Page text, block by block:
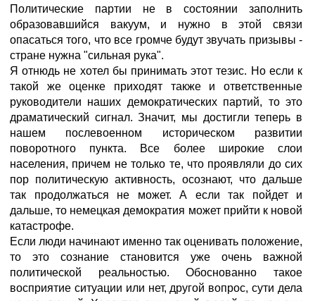
Политические партии не в состоянии заполнить
образовавшийся вакуум, и нужно в этой связи
опасаться того, что все громче будут звучать призывы -
стране нужна "сильная рука".
Я отнюдь не хотел бы принимать этот тезис. Но если к
такой же оценке приходят также и ответственные
руководители наших демократических партий, то это
драматический сигнал. Значит, мы достигли теперь в
нашем послевоенном историческом развитии
поворотного пункта. Все более широкие слои
населения, причем не только те, что проявляли до сих
пор политическую активность, осознают, что дальше
так продолжаться не может. А если так пойдет и
дальше, то немецкая демократия может прийти к новой
катастрофе.
Если люди начинают именно так оценивать положение,
то это сознание становится уже очень важной
политической реальностью. Обоснованно такое
восприятие ситуации или нет, другой вопрос, сути дела